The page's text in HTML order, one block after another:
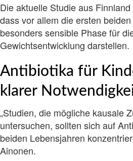
Die aktuelle Studie aus
dass vor allem die ersten
besonders sensible Phase für
Gewichtsentwicklung darstellen.
Antibiotika für
klarer
„Studien, die mögliche kausale
untersuchen, sollten sich auf
beiden Lebensjahren
Ainonen.